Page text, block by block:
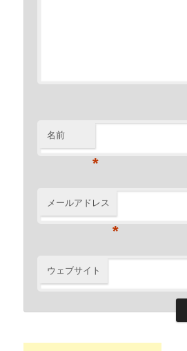
名前
*
メールアドレス
*
ウェブサイト